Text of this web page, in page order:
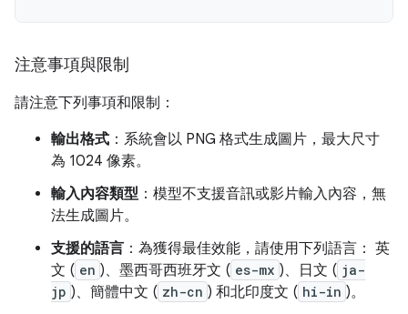
注意事項與限制
請注意下列事項和限制：
輸出格式 ：系統會以 PNG 格式生成圖片，最大尺寸
為 1024 像素。
輸入內容類型 ：模型不支援音訊或影片輸入內容，無
法生成圖片。
支援的語言 ：為獲得最佳效能，請使用下列語言： 英
文 ( en )、墨西哥西班牙文 ( es-mx )、日文 ( ja-
jp )、簡體中文 ( zh-cn ) 和北印度文 ( hi-in )。